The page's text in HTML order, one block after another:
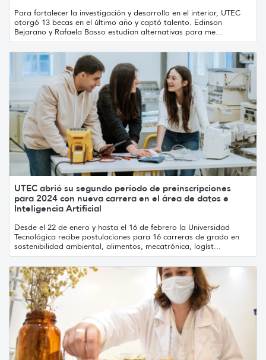
Para fortalecer la investigación y desarrollo en el interior, UTEC
otorgó 13 becas en el último año y captó talento. Edinson
Bejarano y Rafaela Basso estudian alternativas para me...
UTEC abrió su segundo período de preinscripciones
para 2024 con nueva carrera en el área de datos e
Inteligencia Artificial
Desde el 22 de enero y hasta el 16 de febrero la Universidad
Tecnológica recibe postulaciones para 16 carreras de grado en
sostenibilidad ambiental, alimentos, mecatrónica, logíst...